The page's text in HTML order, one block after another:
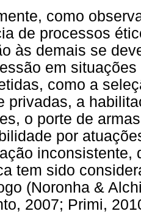
como
de processos
às demais se
em
como a
privadas, a
o porte de
por
inconsistente,
tem sido
(Noronha &
2007; Primi,